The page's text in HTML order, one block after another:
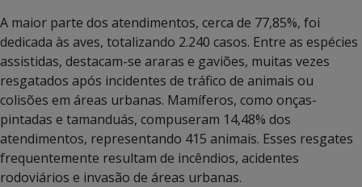
A maior parte dos atendimentos, cerca de 77,85%, foi
dedicada às aves, totalizando 2.240 casos. Entre as espécies
assistidas, destacam-se araras e gaviões, muitas vezes
resgatados após incidentes de tráfico de animais ou
colisões em áreas urbanas. Mamíferos, como onças-
pintadas e tamanduás, compuseram 14,48% dos
atendimentos, representando 415 animais. Esses resgates
frequentemente resultam de incêndios, acidentes
rodoviários e invasão de áreas urbanas.